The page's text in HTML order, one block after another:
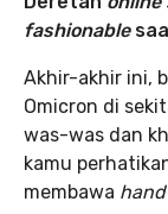
fashionable
Akhir-akhir ini,
Omicron di
was-was dan
kamu
membawa